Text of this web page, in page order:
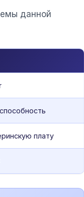
данной
плату